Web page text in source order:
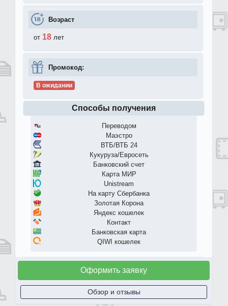
Возраст
от 18 лет
Промокод:
В ожидании
Способы получения
Переводом
Маэстро
ВТБ/ВТБ 24
Кукуруза/Евросеть
Банковский счет
Карта МИР
Unistream
На карту Сбербанка
Золотая Корона
Яндекс кошелек
Контакт
Банковская карта
QIWI кошелек
Оформить заявку
Обзор и отзывы